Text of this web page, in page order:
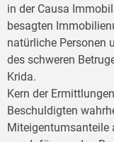
in der Causa
besagten
natürliche Personen
des schweren
Krida.
Kern der
Beschuldigten
Miteigentumsanteile